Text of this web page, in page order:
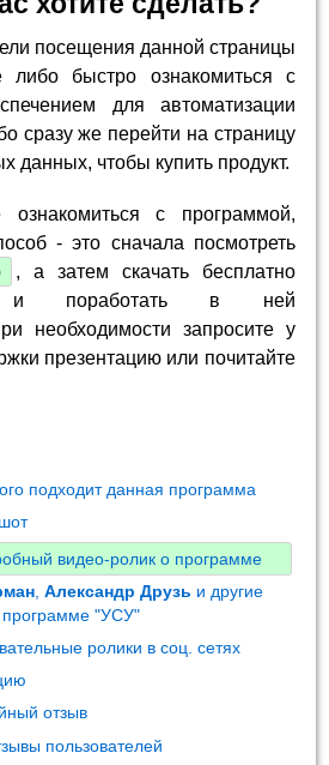
посещения данной страницы
быстро ознакомиться с
для автоматизации
сразу же перейти на страницу
данных, чтобы купить продукт.
с программой,
- это сначала посмотреть
, а затем скачать бесплатно
поработать в ней
необходимости запросите у
презентацию или почитайте
подходит данная программа
видео-ролик о программе
,Александр Друзь и другие
программе "УСУ"
ролики в соц. сетях
отзыв
пользователей